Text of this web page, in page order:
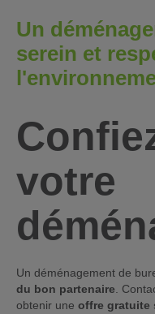
Un
serein et
votre
Un déménagement de
du bon partenaire .
obtenir une offre gratuite